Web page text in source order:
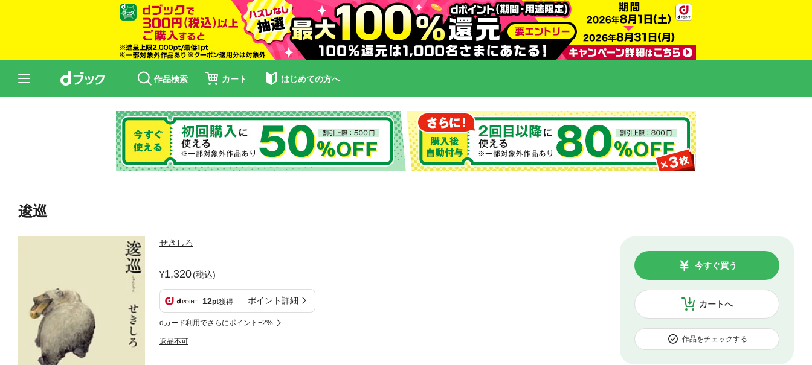
作品検索 カート はじめての方へ
逡巡
せきしろ
1,320(税込)
12pt獲得 ポイント詳細
dカード利用でさらにポイント+2%
返品不可
カートへ
今すぐ買う
作品をチェックする